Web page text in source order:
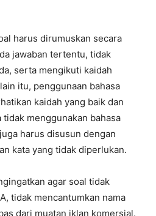
harus dirumuskan secara
jawaban tertentu, tidak
serta mengikuti kaidah
itu, penggunaan bahasa
kaidah yang baik dan
menggunakan bahasa
harus disusun dengan
kata yang tidak diperlukan.
agar soal tidak
tidak mencantumkan nama
dari muatan iklan komersial.